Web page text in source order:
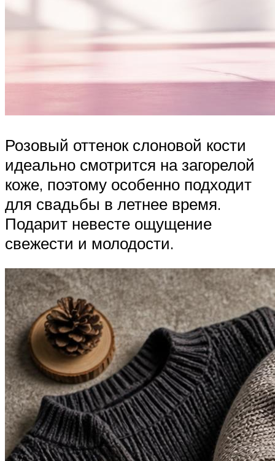
Розовый оттенок слоновой кости
идеально смотрится на загорелой
коже, поэтому особенно подходит
для свадьбы в летнее время.
Подарит невесте ощущение
свежести и молодости.